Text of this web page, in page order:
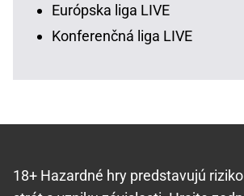
Európska liga LIVE
Konferenčná liga LIVE
18+ Hazardné hry predstavujú